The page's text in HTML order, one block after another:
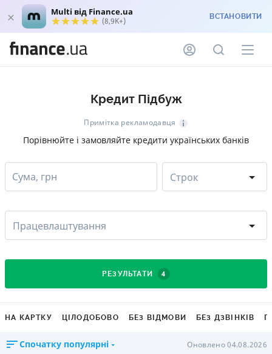
Multi від Finance.ua
(8,9K+) ВСТАНОВИТИ
Кредит Підбуж
Примітка рекламодавця
Порівнюйте і замовляйте кредити українських банків
Сума, грн Строк
Працевлаштування
РЕЗУЛЬТАТИ 4
НА КАРТКУ ЦІЛОДОБОВО БЕЗ ВІДМОВИ БЕЗ ДЗВІНКІВ
Спочатку популярні Оновлено 04.08.2026